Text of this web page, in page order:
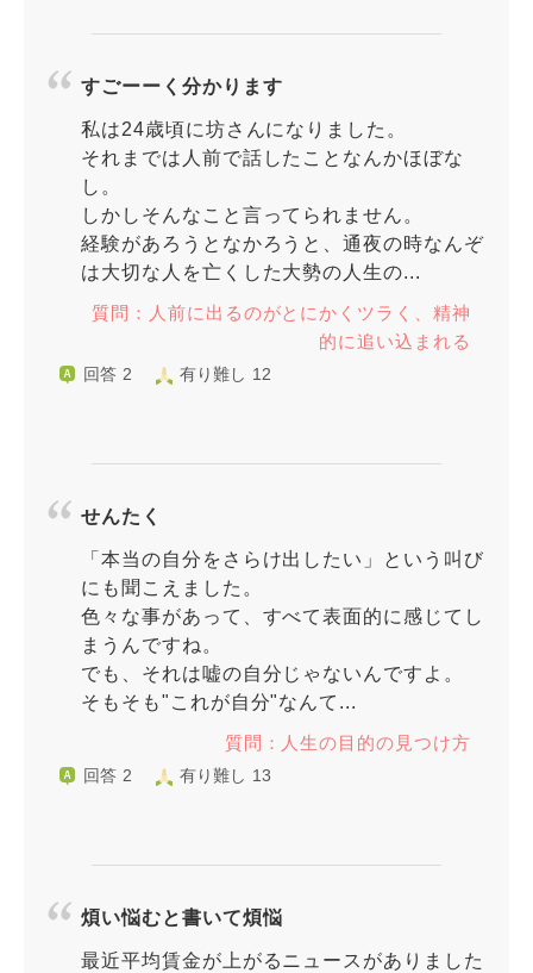
すごーーく分かります
私は24歳頃に坊さんになりました。
それまでは人前で話したことなんかほぼな
し。
しかしそんなこと言ってられません。
経験があろうとなかろうと、通夜の時なんぞ
は大切な人を亡くした大勢の人生の...
質問：人前に出るのがとにかくツラく、精神
的に追い込まれる
回答 2 有り難し 12
せんたく
「本当の自分をさらけ出したい」という叫び
にも聞こえました。
色々な事があって、すべて表面的に感じてし
まうんですね。
でも、それは嘘の自分じゃないんですよ。
そもそも"これが自分"なんて...
質問：人生の目的の見つけ方
回答 2 有り難し 13
煩い悩むと書いて煩悩
最近平均賃金が上がるニュースがありました